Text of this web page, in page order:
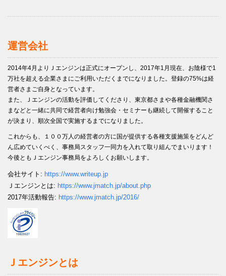
運営会社
2014年4月よりＪエンジンは正式にオープンし、2017年1月現在、お陰様で1
万社を超える企業さまにご利用いただくまでになりました。登録の75%は経
営者さまご自身となっています。
また、Ｊエンジンの活動を評価してくださり、東京都さまや各種金融機関さ
まなどと一緒に共同で経営者向け勉強会・セミナーも継続して開催すること
が決まり、順次全国で実施するまでになりました。
これからも、１００万人の経営者の方に国が提供する各種支援施策をどんど
ん広めていくべく、事務局スタッフ一同力を入れて取り組んでまいります！
今後ともＪエンジン事務局をよろしくお願いします。
会社サイト: https://www.writeup.jp
Ｊエンジンとは: https://www.jmatch.jp/about.php
2017年活動報告: https://www.jmatch.jp/2016/
Ｊエンジンとは